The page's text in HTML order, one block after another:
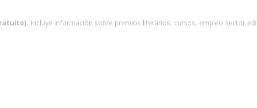
Incluye información sobre premios literarios, cursos, empleo sector